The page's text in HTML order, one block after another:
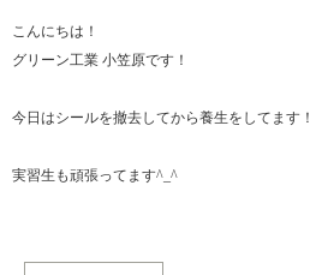
こんにちは！
グリーン工業 小笠原です！
今日はシールを撤去してから養生をしてます！
実習生も頑張ってます^⁠_⁠^